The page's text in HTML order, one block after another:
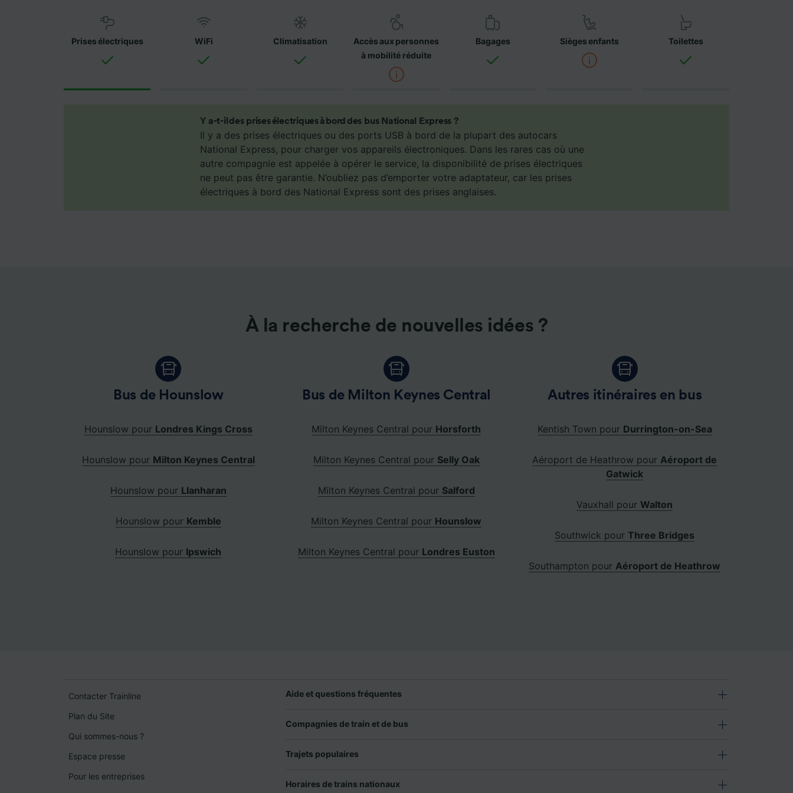
Prises électriques WiFi Climatisation
Accès aux personnes
à mobilité réduite
Bagages Sièges enfants Toilettes
Y a-t-il des prises électriques à bord des bus National Express ?
Il y a des prises électriques ou des ports USB à bord de la plupart des autocars
National Express, pour charger vos appareils électroniques. Dans les rares cas où une
autre compagnie est appelée à opérer le service, la disponibilité de prises électriques
ne peut pas être garantie. N’oubliez pas d’emporter votre adaptateur, car les prises
électriques à bord des National Express sont des prises anglaises.
À la recherche de nouvelles idées ?
Bus de Hounslow
Hounslow pour Londres Kings Cross
Hounslow pour Milton Keynes Central
Hounslow pour Llanharan
Hounslow pour Kemble
Hounslow pour Ipswich
Bus de Milton Keynes Central
Milton Keynes Central pour Horsforth
Milton Keynes Central pour Selly Oak
Milton Keynes Central pour Salford
Milton Keynes Central pour Hounslow
Milton Keynes Central pour Londres Euston
Autres itinéraires en bus
Kentish Town pour Durrington-on-Sea
Aéroport de Heathrow pourAéroport de
Gatwick
Vauxhall pour Walton
Southwick pour Three Bridges
Southampton pourAéroport de Heathrow
Contacter Trainline
Plan du Site
Qui sommes-nous ?
Espace presse
Pour les entreprises
Aide et questions fréquentes
Compagnies de train et de bus
Trajets populaires
Horaires de trains nationaux
ne seront pas utilisées à des fins de traçage si vous nous avez demandé
de ne pas vous tracer.
Nos équipes ainsi que nos partenaires externes, traitent des données selon
les finalités suivantes :
Utiliser des données de géolocalisation précises. Analyser activement les
mesure de performance des publicités et du contenu, études d’audience et
développement de services.
Liste de nos partenaires (fournisseurs)